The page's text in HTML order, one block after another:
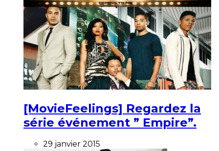
[MovieFeelings] Regardez la
série événement ” Empire”.
29 janvier 2015